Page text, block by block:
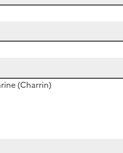
(Charrin)